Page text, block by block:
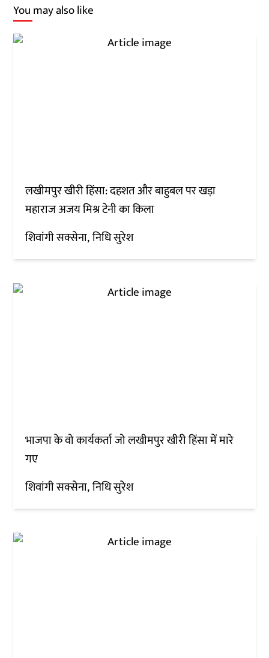
You may also like
लखीमपुर खीरी हिंसा: दहशत और बाहुबल पर खड़ा
महाराज अजय मिश्र टेनी का किला
शिवांगी सक्सेना निधि सुरेश
भाजपा के वो कार्यकर्ता जो लखीमपुर खीरी हिंसा में मारे
गए
शिवांगी सक्सेना निधि सुरेश